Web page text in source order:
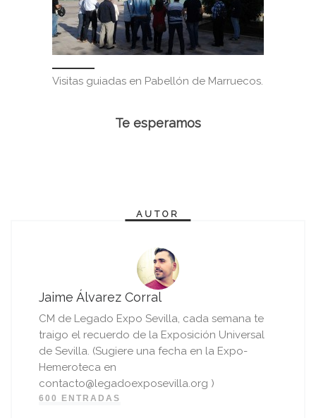
Visitas guiadas en Pabellón de Marruecos.
Te esperamos
AUTOR
Jaime Álvarez Corral
CM de Legado Expo Sevilla, cada semana te
traigo el recuerdo de la Exposición Universal
de Sevilla. (Sugiere una fecha en la Expo-
Hemeroteca en
contacto@legadoexposevilla.org )
600 ENTRADAS